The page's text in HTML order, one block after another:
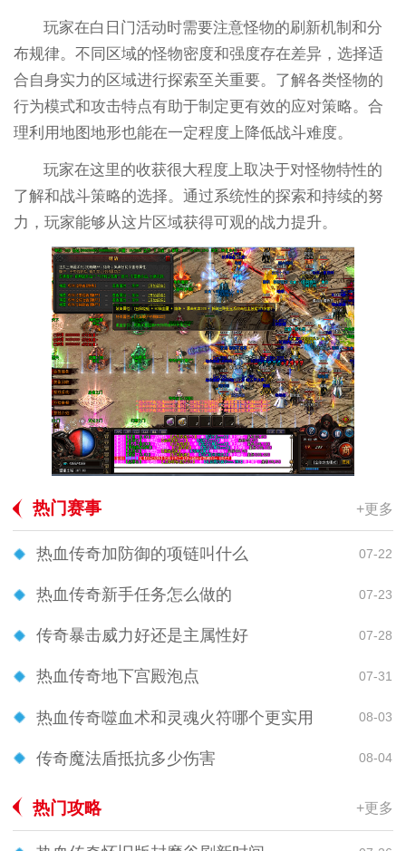
玩家在白日门活动时需要注意怪物的刷新机制和分
布规律。不同区域的怪物密度和强度存在差异，选择适
合自身实力的区域进行探索至关重要。了解各类怪物的
行为模式和攻击特点有助于制定更有效的应对策略。合
理利用地图地形也能在一定程度上降低战斗难度。
玩家在这里的收获很大程度上取决于对怪物特性的
了解和战斗策略的选择。通过系统性的探索和持续的努
力，玩家能够从这片区域获得可观的战力提升。
热门赛事 +更多
热血传奇加防御的项链叫什么 07-22
热血传奇新手任务怎么做的 07-23
传奇暴击威力好还是主属性好 07-28
热血传奇地下宫殿泡点 07-31
热血传奇噬血术和灵魂火符哪个更实用 08-03
传奇魔法盾抵抗多少伤害 08-04
热门攻略 +更多